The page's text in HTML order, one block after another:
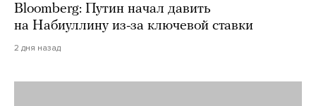
Bloomberg: Путин начал давить
на Набиуллину из-за ключевой ставки
2 дня назад